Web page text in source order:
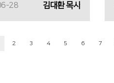
28
김대환 목사
2 3 4 5 6 7